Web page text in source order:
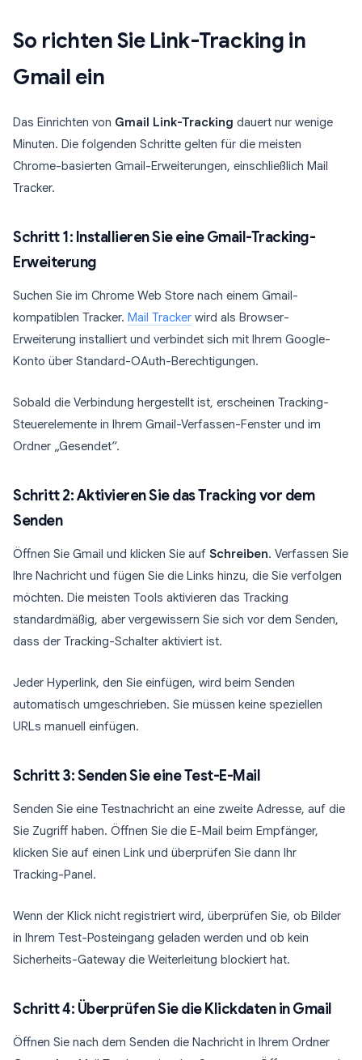
So richten Sie Link-Tracking in
Gmail ein
Das Einrichten von Gmail Link-Tracking dauert nur wenige
Minuten. Die folgenden Schritte gelten für die meisten
Chrome-basierten Gmail-Erweiterungen, einschließlich Mail
Tracker.
Schritt 1: Installieren Sie eine Gmail-Tracking-
Erweiterung
Suchen Sie im Chrome Web Store nach einem Gmail-
kompatiblen Tracker. Mail Tracker wird als Browser-
Erweiterung installiert und verbindet sich mit Ihrem Google-
Konto über Standard-OAuth-Berechtigungen.
Sobald die Verbindung hergestellt ist, erscheinen Tracking-
Steuerelemente in Ihrem Gmail-Verfassen-Fenster und im
Ordner „Gesendet“.
Schritt 2: Aktivieren Sie das Tracking vor dem
Senden
Öffnen Sie Gmail und klicken Sie auf Schreiben. Verfassen Sie
Ihre Nachricht und fügen Sie die Links hinzu, die Sie verfolgen
möchten. Die meisten Tools aktivieren das Tracking
standardmäßig, aber vergewissern Sie sich vor dem Senden,
dass der Tracking-Schalter aktiviert ist.
Jeder Hyperlink, den Sie einfügen, wird beim Senden
automatisch umgeschrieben. Sie müssen keine speziellen
URLs manuell einfügen.
Schritt 3: Senden Sie eine Test-E-Mail
Senden Sie eine Testnachricht an eine zweite Adresse, auf die
Sie Zugriff haben. Öffnen Sie die E-Mail beim Empfänger,
klicken Sie auf einen Link und überprüfen Sie dann Ihr
Tracking-Panel.
Wenn der Klick nicht registriert wird, überprüfen Sie, ob Bilder
in Ihrem Test-Posteingang geladen werden und ob kein
Sicherheits-Gateway die Weiterleitung blockiert hat.
Schritt 4: Überprüfen Sie die Klickdaten in Gmail
Öffnen Sie nach dem Senden die Nachricht in Ihrem Ordner